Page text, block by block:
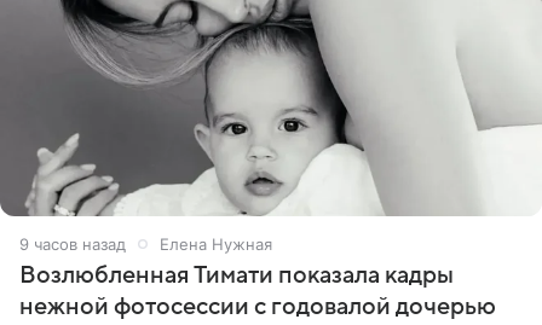
9 часов назад Елена Нужная
Возлюбленная Тимати показала кадры
нежной фотосессии с годовалой дочерью